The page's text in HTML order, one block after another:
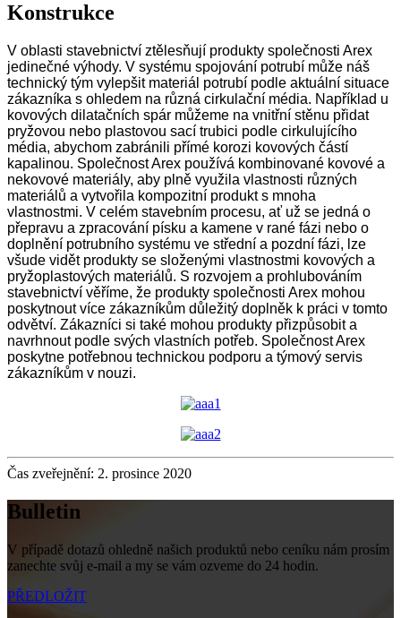
Konstrukce
V oblasti stavebnictví ztělesňují produkty společnosti Arex
jedinečné výhody. V systému spojování potrubí může náš
technický tým vylepšit materiál potrubí podle aktuální situace
zákazníka s ohledem na různá cirkulační média. Například u
kovových dilatačních spár můžeme na vnitřní stěnu přidat
pryžovou nebo plastovou sací trubici podle cirkulujícího
média, abychom zabránili přímé korozi kovových částí
kapalinou. Společnost Arex používá kombinované kovové a
nekovové materiály, aby plně využila vlastnosti různých
materiálů a vytvořila kompozitní produkt s mnoha
vlastnostmi. V celém stavebním procesu, ať už se jedná o
přepravu a zpracování písku a kamene v rané fázi nebo o
doplnění potrubního systému ve střední a pozdní fázi, lze
všude vidět produkty se složenými vlastnostmi kovových a
pryžoplastových materiálů. S rozvojem a prohlubováním
stavebnictví věříme, že produkty společnosti Arex mohou
poskytnout více zákazníkům důležitý doplněk k práci v tomto
odvětví. Zákazníci si také mohou produkty přizpůsobit a
navrhnout podle svých vlastních potřeb. Společnost Arex
poskytne potřebnou technickou podporu a týmový servis
zákazníkům v nouzi.
Čas zveřejnění: 2. prosince 2020
Bulletin
V případě dotazů ohledně našich produktů nebo ceníku nám prosím
zanechte svůj e-mail a my se vám ozveme do 24 hodin.
PŘEDLOŽIT